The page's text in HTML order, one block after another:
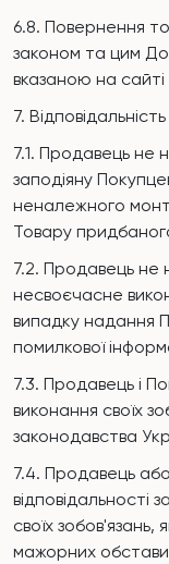
6.8. Повернення
законом та цим
вказаною на сайті
7. Відповідальність
7.1. Продавець не
заподіяну
неналежного
Товару
7.2. Продавець не
несвоєчасне
випадку надання
помилкової
7.3. Продавець і
виконання своїх
законодавства
7.4. Продавець або
відповідальності
своїх
мажорних обставин